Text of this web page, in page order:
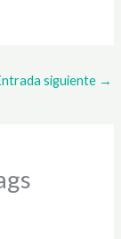
siguiente →